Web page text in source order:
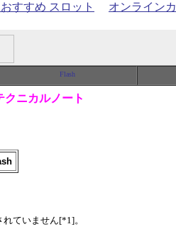
すすめ スロット オンライン
クニカルノート
ていません[*1]。